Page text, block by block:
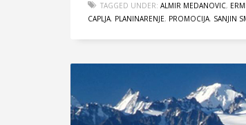
TAGGED UNDER: ALMIR MEDANOVIC,
CAPLJA, PLANINARENJE, PROMOCIJA, SANJIN